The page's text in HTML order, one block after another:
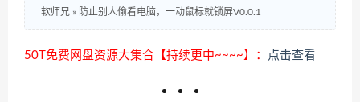
软师兄 » 防止别人偷看电脑，一动鼠标就锁屏V0.0.1
50T免费网盘资源大集合【持续更中~~~~】： 点击查看